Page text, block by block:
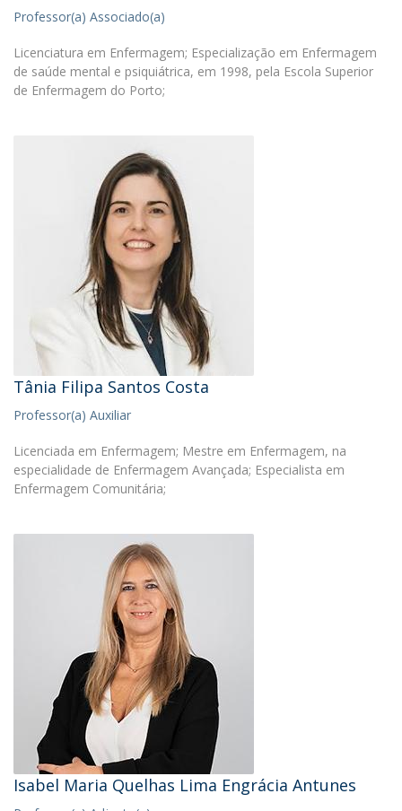
Professor(a) Associado(a)
Licenciatura em Enfermagem; Especialização em Enfermagem
de saúde mental e psiquiátrica, em 1998, pela Escola Superior
de Enfermagem do Porto;
Tânia Filipa Santos Costa
Professor(a) Auxiliar
Licenciada em Enfermagem; Mestre em Enfermagem, na
especialidade de Enfermagem Avançada; Especialista em
Enfermagem Comunitária;
Isabel Maria Quelhas Lima Engrácia Antunes